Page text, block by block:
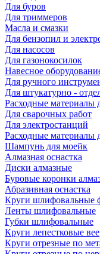
Для буров
Для триммеров
Масла и смазки
Для бензопил и
Для насосов
Для газонокосилок
Навесное
Для ручного
Для штукатурно -
Расходные материалы
Для сварочных работ
Для электростанций
Расходные материалы
Шампунь для моейк
Алмазная оснастка
Диски алмазные
Буровые коронки
Абразивная оснастка
Круги шлифовальные
Ленты шлифовальные
Губки шлифовальные
Круги лепестковые
Круги отрезные по